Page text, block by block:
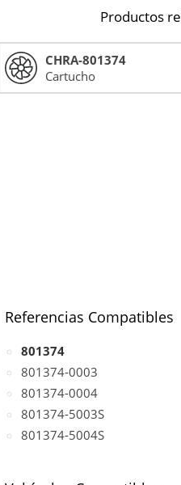
Productos
CHRA-801374
Cartucho
Referencias Compatibles
801374
801374-0003
801374-0004
801374-5003S
801374-5004S